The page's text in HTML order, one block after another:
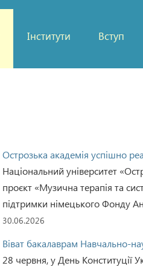
Інститути Вступ
Острозька академія успішно
Національний університет
проєкт «Музична терапія та
підтримки німецького Фонду
30.06.2026
Віват бакалаврам Навчально-
28 червня, у День Конституції